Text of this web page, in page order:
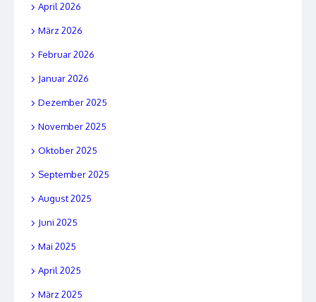
April 2026
März 2026
Februar 2026
Januar 2026
Dezember 2025
November 2025
Oktober 2025
September 2025
August 2025
Juni 2025
Mai 2025
April 2025
März 2025